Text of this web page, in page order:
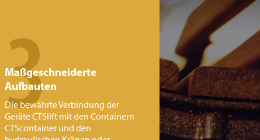
3
Maßgeschneiderte
Aufbauten
Die bewährte Verbindung der
Geräte CTSlift mit den Containern
CTScontainer und den